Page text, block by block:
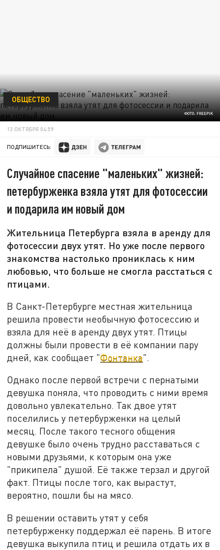
ФОТО: FREEPIK
ОБЩЕСТВО
13 ОКТЯБРЯ 04:59
ПОДПИШИТЕСЬ:
Случайное спасение "маленьких" жизней:
петербурженка взяла утят для фотосессии
и подарила им новый дом
Жительница Петербурга взяла в аренду для
фотосессии двух утят. Но уже после первого
знакомства настолько прониклась к ним
любовью, что больше не смогла расстаться с
птицами.
В Санкт-Петербурге местная жительница
решила провести необычную фотосессию и
взяла для неё в аренду двух утят. Птицы
должны были провести в её компании пару
дней, как сообщает "Фонтанка".
Однако после первой встречи с пернатыми
девушка поняла, что проводить с ними время
довольно увлекательно. Так двое утят
поселились у петербурженки на целый
месяц. После такого тесного общения
девушке было очень трудно расставаться с
новыми друзьями, к которым она уже
"прикипела" душой. Её также терзал и другой
факт. Птицы после того, как вырастут,
вероятно, пошли бы на мясо.
В решении оставить утят у себя
петербурженку поддержал её парень. В итоге
девушка выкупила птиц и решила отдать их в